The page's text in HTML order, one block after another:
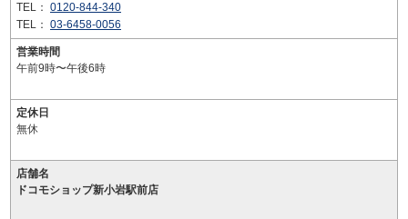
TEL： 0120-844-340
TEL： 03-6458-0056
営業時間
午前9時〜午後6時
定休日
無休
店舗名
ドコモショップ新小岩駅前店